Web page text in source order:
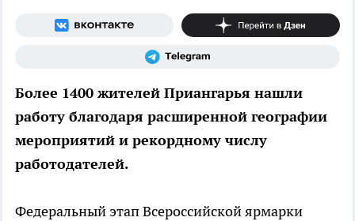
Более 1400 жителей Приангарья нашли
работу благодаря расширенной географии
мероприятий и рекордному числу
работодателей.
Федеральный этап Всероссийской ярмарки